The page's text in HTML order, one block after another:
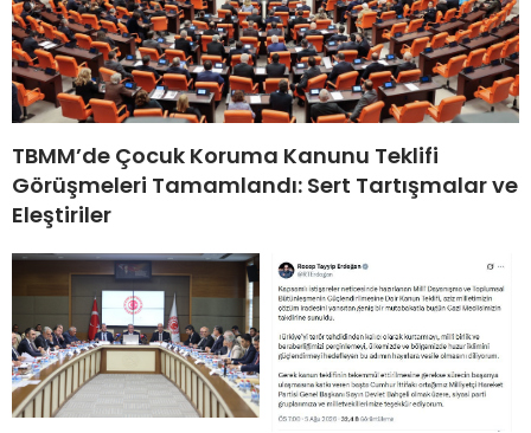
TBMM’de Çocuk Koruma Kanunu Teklifi
Görüşmeleri Tamamlandı: Sert Tartışmalar ve
Eleştiriler